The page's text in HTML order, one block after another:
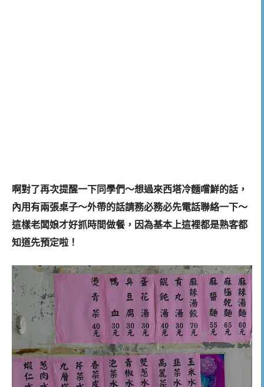
啊對了再次提醒一下同學們～想過來西塔冷麵嚐鮮的話，
內用有兩張桌子～外帶的話請務必務必先電話聯絡一下～
這樣老闆娘才好抓時間做餐，因為基本上這裡都是熟客都
知道先預定啦！